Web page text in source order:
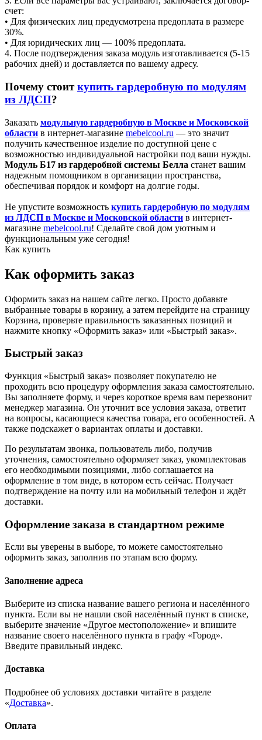
счет:
• Для физических лиц предусмотрена предоплата в размере
30%.
• Для юридических лиц — 100% предоплата.
4. После подтверждения заказа модуль изготавливается (5-15
рабочих дней) и доставляется по вашему адресу.
Почему стоиткупить гардеробную по модулям
из ЛДСП?
Заказать модульную гардеробную в Москве и Московской
области в интернет-магазине mebelcool.ru — это значит
получить качественное изделие по доступной цене с
возможностью индивидуальной настройки под ваши нужды.
Модуль Б17 из гардеробной системы Белла станет вашим
надежным помощником в организации пространства,
обеспечивая порядок и комфорт на долгие годы.
Не упустите возможность купить гардеробную по модулям
из ЛДСП в Москве и Московской области в интернет-
магазине mebelcool.ru! Сделайте свой дом уютным и
функциональным уже сегодня!
Как купить
Как оформить заказ
Оформить заказ на нашем сайте легко. Просто добавьте
выбранные товары в корзину, а затем перейдите на страницу
Корзина, проверьте правильность заказанных позиций и
нажмите кнопку «Оформить заказ» или «Быстрый заказ».
Быстрый заказ
Функция «Быстрый заказ» позволяет покупателю не
проходить всю процедуру оформления заказа самостоятельно.
Вы заполняете форму, и через короткое время вам перезвонит
менеджер магазина. Он уточнит все условия заказа, ответит
на вопросы, касающиеся качества товара, его особенностей. А
также подскажет о вариантах оплаты и доставки.
По результатам звонка, пользователь либо, получив
уточнения, самостоятельно оформляет заказ, укомплектовав
его необходимыми позициями, либо соглашается на
оформление в том виде, в котором есть сейчас. Получает
подтверждение на почту или на мобильный телефон и ждёт
доставки.
Оформление заказа в стандартном режиме
Если вы уверены в выборе, то можете самостоятельно
оформить заказ, заполнив по этапам всю форму.
Заполнение адреса
Выберите из списка название вашего региона и населённого
пункта. Если вы не нашли свой населённый пункт в списке,
выберите значение «Другое местоположение» и впишите
название своего населённого пункта в графу «Город».
Введите правильный индекс.
Доставка
Подробнее об условиях доставки читайте в разделе
«Доставка».
Оплата